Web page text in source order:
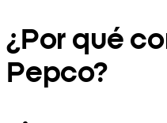
¿Por qué
Pepco?